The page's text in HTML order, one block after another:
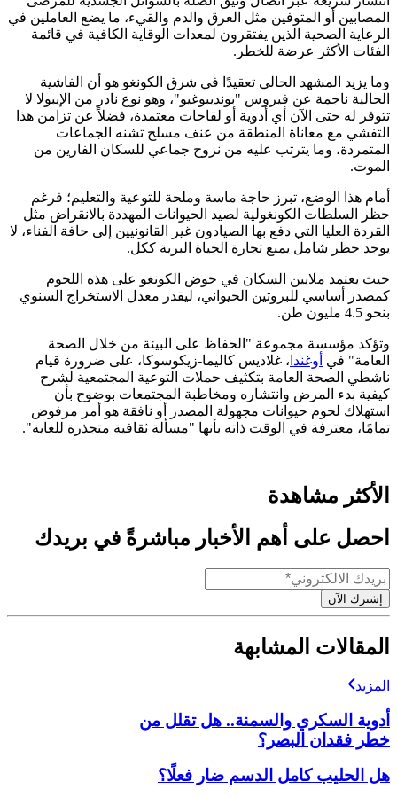
المصابين أو المتوفين مثل العرق والدم والقيء، ما يضع العاملين في
الرعاية الصحية الذين يفتقرون لمعدات الوقاية الكافية في قائمة
الفئات الأكثر عرضة للخطر.
وما يزيد المشهد الحالي تعقيدًا في شرق الكونغو هو أن الفاشية
الحالية ناجمة عن فيروس "بونديبوغيو"، وهو نوع نادر من الإيبولا لا
تتوفر له حتى الآن أي أدوية أو لقاحات معتمدة، فضلاً عن تزامن هذا
التفشي مع معاناة المنطقة من عنف مسلح تشنه الجماعات
المتمردة، وما يترتب عليه من نزوح جماعي للسكان الفارين من
الموت.
أمام هذا الوضع، تبرز حاجة ماسة وملحة للتوعية والتعليم؛ فرغم
حظر السلطات الكونغولية لصيد الحيوانات المهددة بالانقراض مثل
القردة العليا التي دفع بها الصيادون غير القانونيين إلى حافة الفناء، لا
يوجد حظر شامل يمنع تجارة الحياة البرية ككل.
حيث يعتمد ملايين السكان في حوض الكونغو على هذه اللحوم
كمصدر أساسي للبروتين الحيواني، ليقدر معدل الاستخراج السنوي
بنحو 4.5 مليون طن.
وتؤكد مؤسسة مجموعة "الحفاظ على البيئة من خلال الصحة
العامة" في أوغندا ، غلاديس كاليما-زيكوسوكا، على ضرورة قيام
ناشطي الصحة العامة بتكثيف حملات التوعية المجتمعية لشرح
كيفية بدء المرض وانتشاره ومخاطبة المجتمعات بوضوح بأن
استهلاك لحوم حيوانات مجهولة المصدر أو نافقة هو أمر مرفوض
تمامًا، معترفة في الوقت ذاته بأنها "مسألة ثقافية متجذرة للغاية".
الأكثر مشاهدة
احصل على أهم الأخبار مباشرةً في بريدك
إشترك الآن
المقالات المشابهة
المزيد
أدوية السكري والسمنة.. هل تقلل من
خطر فقدان البصر؟
هل الحليب كامل الدسم ضار فعلًا؟